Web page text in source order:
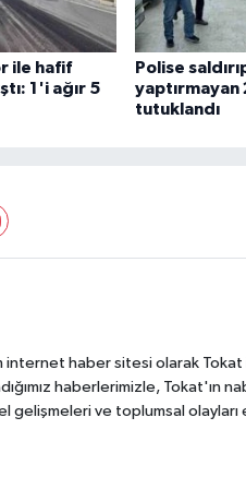
ile hafif
1'i ağır 5
Polise
yaptırmayan
tutuklandı
haber sitesi olarak Tokat
haberlerimizle, Tokat'ın
gelişmeleri ve toplumsal olayları